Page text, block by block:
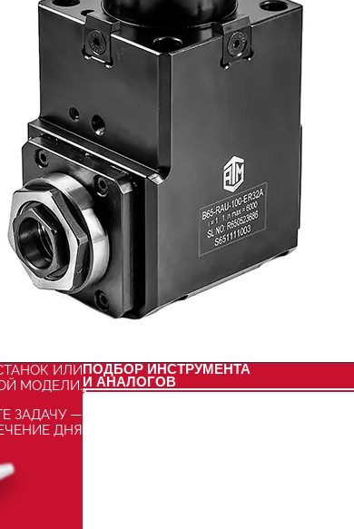
ИЛИ
МОДЕЛИ.
ЗАДАЧУ —
ДНЯ
ПОДБОР ИНСТРУМЕНТА
И АНАЛОГОВ